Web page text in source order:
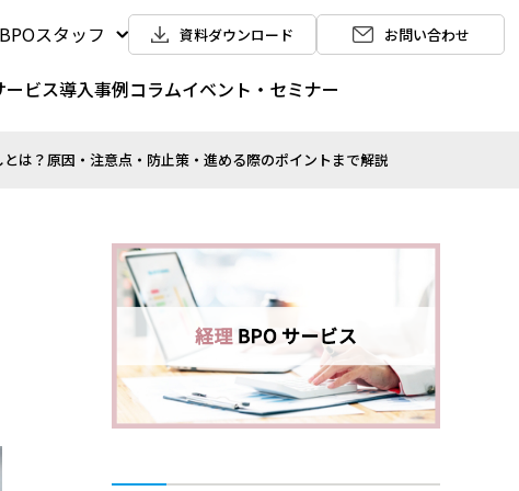
BPOスタッフ 資料ダウンロード お問い合わせ
ービス導入事例コラムイベント・セミナー
は？原因・注意点・防止策・進める際のポイントまで解説